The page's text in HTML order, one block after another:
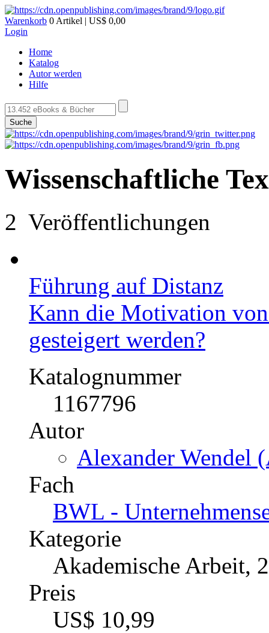
Warenkorb 0 Artikel | US$ 0,00
Login
Home
Katalog
Autor werden
Hilfe
Suche
Wissenschaftliche
2 Veröffentlichungen
Führung auf Distanz
Kann die Motivation
gesteigert werden?
Katalognummer
1167796
Autor
Alexander Wendel
Fach
BWL -
Kategorie
Akademische Arbeit,
Preis
US$ 10,99